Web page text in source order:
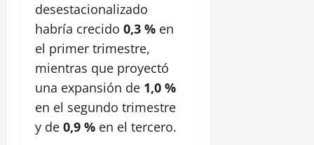
desestacionalizado
habría crecido 0,3 % en
el primer trimestre,
mientras que proyectó
una expansión de 1,0 %
en el segundo trimestre
y de 0,9 % en el tercero.